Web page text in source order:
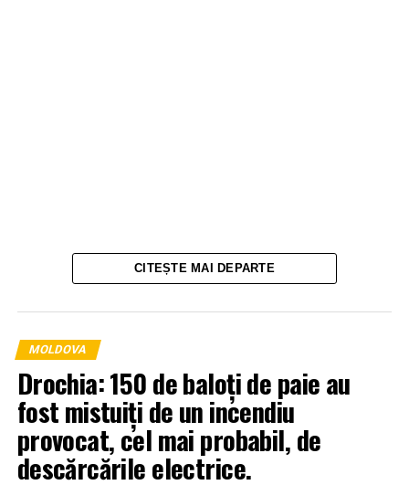
CITEȘTE MAI DEPARTE
MOLDOVA
Drochia: 150 de baloți de paie au
fost mistuiți de un incendiu
provocat, cel mai probabil, de
descărcările electrice.